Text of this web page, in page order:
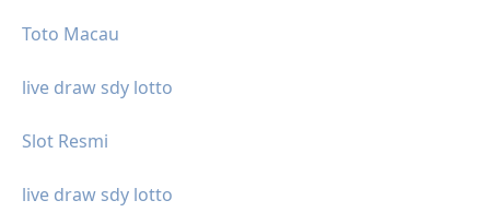
Toto Macau
live draw sdy lotto
Slot Resmi
live draw sdy lotto